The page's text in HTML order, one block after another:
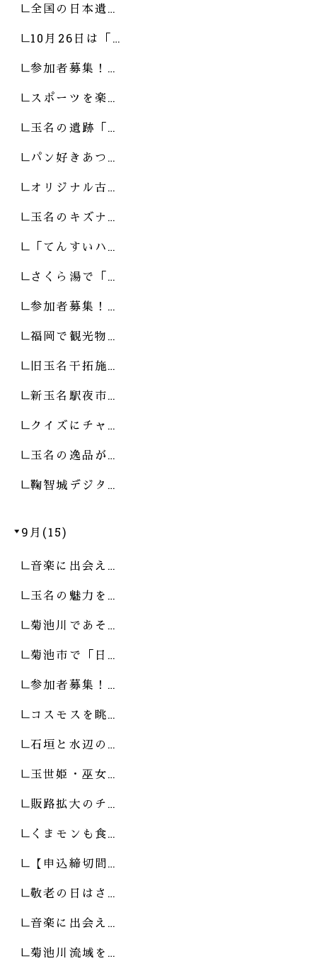
全国の日本遺…
10月26日は「…
参加者募集！…
スポーツを楽…
玉名の遺跡「…
パン好きあつ…
オリジナル古…
玉名のキズナ…
「てんすいハ…
さくら湯で「…
参加者募集！…
福岡で観光物…
旧玉名干拓施…
新玉名駅夜市…
クイズにチャ…
玉名の逸品が…
鞠智城デジタ…
9月(15)
音楽に出会え…
玉名の魅力を…
菊池川であそ…
菊池市で「日…
参加者募集！…
コスモスを眺…
石垣と水辺の…
玉世姫・巫女…
販路拡大のチ…
くまモンも食…
【申込締切間…
敬老の日はさ…
音楽に出会え…
菊池川流域を…